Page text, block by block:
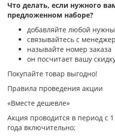
Что делать, если нужного
предложенном наборе?
добавляйте любой
связывайтесь с
называйте номер заказа
он посчитает вашу
Покупайте товар выгодно!
Правила проведения акции
«Вместе дешевле»
Акция проводится в период с
года включительно;